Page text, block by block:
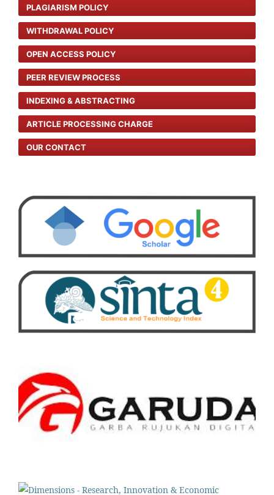
PLAGIARISM POLICY
WITHDRAWAL POLICY
OPEN ACCESS POLICY
PEER REVIEW PROCESS
INDEXING & ABSTRACTING
ARTICLE PROCESSING CHARGE
OUR CONTACT